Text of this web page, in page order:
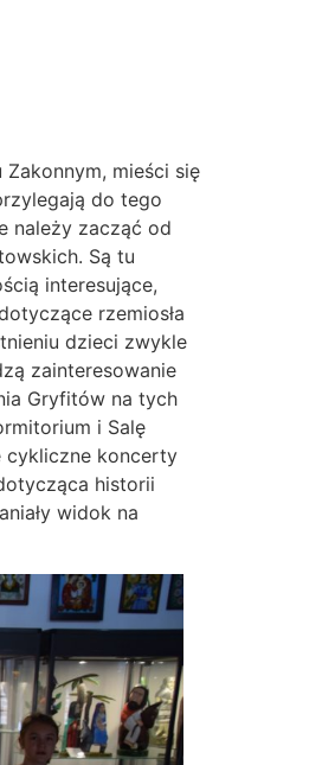
mieści się
do tego
należy zacząć od
Są tu
interesujące,
rzemiosła
dzieci zwykle
zainteresowanie
Gryfitów na tych
i Salę
cykliczne koncerty
historii
widok na